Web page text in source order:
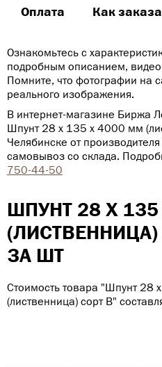
Оплата Как
Ознакомьтесь с
подробным описанием,
Помните, что фотографии на
реального изображения.
В интернет-магазине Биржа
Шпунт 28 х 135 х 4000 мм
Челябинске от
самовывоз со склада.
750-44-50
ШПУНТ 28 Х
ЗА ШТ
Стоимость товара "Шпунт 28
(лиственница) сорт В"